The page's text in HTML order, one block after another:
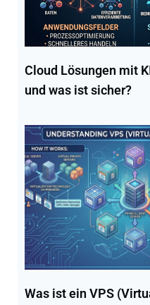
Cloud Lösungen mit
und was ist sicher?
Was ist ein VPS